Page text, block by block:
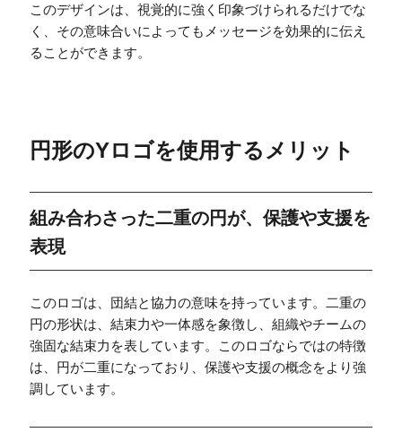
このデザインは、視覚的に強く印象づけられるだけでな
く、その意味合いによってもメッセージを効果的に伝え
ることができます。
円形のYロゴを使用するメリット
組み合わさった二重の円が、保護や支援を
表現
このロゴは、団結と協力の意味を持っています。二重の
円の形状は、結束力や一体感を象徴し、組織やチームの
強固な結束力を表しています。このロゴならではの特徴
は、円が二重になっており、保護や支援の概念をより強
調しています。